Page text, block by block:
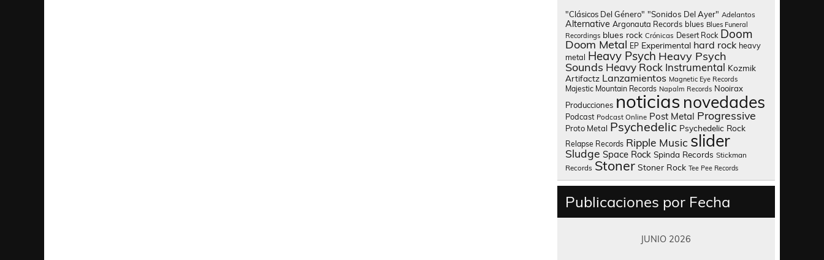
"Clásicos Del Género" "Sonidos Del Ayer" Adelantos
Alternative Argonauta Records blues Blues Funeral
Recordings blues rock Crónicas Desert Rock Doom
Doom Metal EP Experimental hard rock heavy
metal Heavy Psych Heavy Psych
Sounds Heavy Rock Instrumental Kozmik
Artifactz Lanzamientos Magnetic Eye Records
Majestic Mountain Records Napalm Records Nooirax
Producciones noticias novedades
Podcast Podcast Online Post Metal Progressive
Proto Metal Psychedelic Psychedelic Rock
Relapse Records Ripple Music slider
Sludge Space Rock Spinda Records Stickman
Records Stoner Stoner Rock Tee Pee Records
Publicaciones por Fecha
JUNIO 2026